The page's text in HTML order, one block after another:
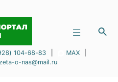
104-68-83 MAX
o-nas@mail.ru